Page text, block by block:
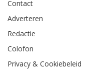
Contact
Adverteren
Redactie
Colofon
Privacy & Cookiebeleid